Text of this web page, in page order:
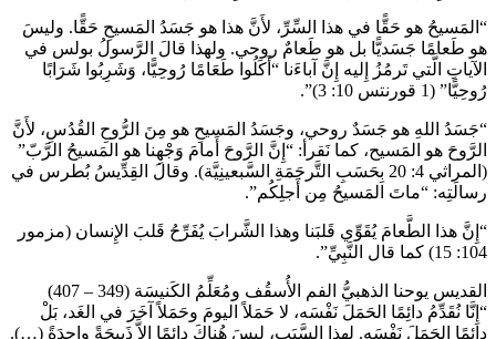
“المَسيحُ هو حَقًّا في هذا السِّرِّ، لأَنَّ هذا هو جَسَدُ المَسيحِ حَقًّا. وليسَ
هو طَعامًا جَسَديًّا بل هو طَعامٌ روحي. ولهذا قالَ الرَّسولُ بولس في
الآياتِ الَّتي تَرمُزُ إِليه إِنَّ آباءَنا “أَكَلُوا طَعَامًا رُوحِيًّا، وَشَرِبُوا شَرَابًا
رُوحِيًّا” (1 قورنتس 10: 3)”.
“جَسَدُ اللهِ هو جَسَدٌ روحي، وجَسَدُ المَسيحِ هو مِنَ الرُّوحِ القُدُسِ، لأَنَّ
الرَّوحَ هو المَسيح، كما نَقرأ: “إِنَّ الرَّوحَ أَمامَ وَجْهِنا هو المَسيحُ الرَّبّ”
(المراثي 4: 20 بِحَسَبِ التَّرجَمَةِ السَّبعينِيَّة). وقالَ القِدِّيسُ بُطرس في
رسالَتِه: “ماتَ المَسيحُ مِن أَجلِكُم”.
“إِنَّ هذا الطَّعامَ يُقَوِّي قَلبَنا وهذا الشَّرابَ يُفَرِّحُ قَلبَ الإِنسان (مزمور
104: 15) كما قال النَّبِيِّ”.
القديس يوحنا الذهبيُّ الفم الأُسقُف ومُعَلِّمُ الكَنيسَة (349 – 407)
“إِنَّا نُقَدِّمُ دائِمًا الحَمَلَ نَفْسَه، لا حَمَلاً اليومَ وحَمَلاً آخَرَ في الغَد، بَلْ
دائِمًا الحَمَلَ نَفْسَه. لهذا السَّبَبِ، ليسَ هُناكَ دائِمًا إِلاَّ ذَبيحَةً واحِدَةً (…).